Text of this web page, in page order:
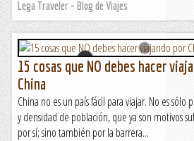
Lega Traveler - Blog de Viajes
15 cosas que NO debes hacer
China
China no es un país fácil para viajar. No es sólo
y densidad de población, que ya son motivos
por sí; sino también por la barrera...